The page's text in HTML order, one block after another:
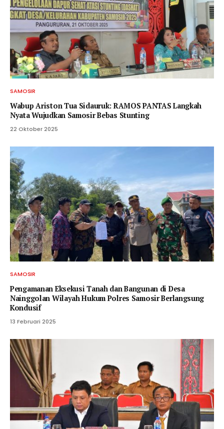
SAMOSIR
Wabup Ariston Tua Sidauruk: RAMOS PANTAS Langkah
Nyata Wujudkan Samosir Bebas Stunting
22 Oktober 2025
SAMOSIR
Pengamanan Eksekusi Tanah dan Bangunan di Desa
Nainggolan Wilayah Hukum Polres Samosir Berlangsung
Kondusif
13 Februari 2025